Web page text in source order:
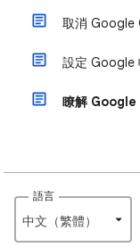
取消 Google
設定 Google
瞭解 Google
語言
中文（繁體）‎